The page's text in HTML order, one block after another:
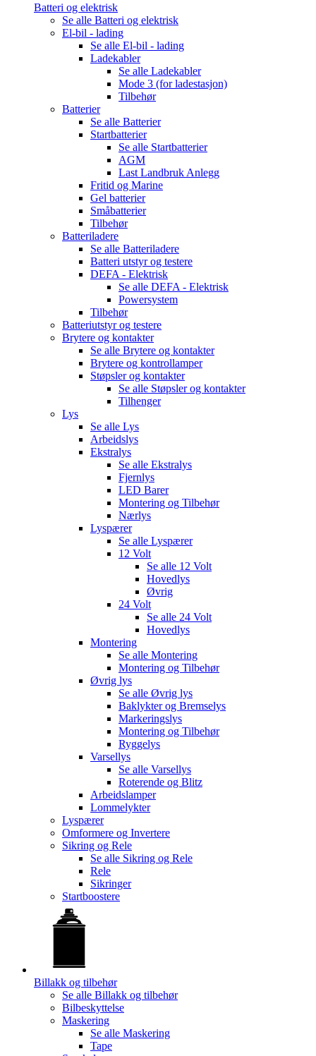
Batteri og elektrisk
Se alle Batteri og elektrisk
El-bil - lading
Se alle El-bil - lading
Ladekabler
Se alle Ladekabler
Mode 3 (for ladestasjon)
Tilbehør
Batterier
Se alle Batterier
Startbatterier
Se alle Startbatterier
AGM
Last Landbruk Anlegg
Fritid og Marine
Gel batterier
Småbatterier
Tilbehør
Batteriladere
Se alle Batteriladere
Batteri utstyr og testere
DEFA - Elektrisk
Se alle DEFA - Elektrisk
Powersystem
Tilbehør
Batteriutstyr og testere
Brytere og kontakter
Se alle Brytere og kontakter
Brytere og kontrollamper
Støpsler og kontakter
Se alle Støpsler og kontakter
Tilhenger
Lys
Se alle Lys
Arbeidslys
Ekstralys
Se alle Ekstralys
Fjernlys
LED Barer
Montering og Tilbehør
Nærlys
Lyspærer
Se alle Lyspærer
12 Volt
Se alle 12 Volt
Hovedlys
Øvrig
24 Volt
Se alle 24 Volt
Hovedlys
Montering
Se alle Montering
Montering og Tilbehør
Øvrig lys
Se alle Øvrig lys
Baklykter og Bremselys
Markeringslys
Montering og Tilbehør
Ryggelys
Varsellys
Se alle Varsellys
Roterende og Blitz
Arbeidslamper
Lommelykter
Lyspærer
Omformere og Invertere
Sikring og Rele
Se alle Sikring og Rele
Rele
Sikringer
Startboostere
Billakk og tilbehør
Se alle Billakk og tilbehør
Bilbeskyttelse
Maskering
Se alle Maskering
Tape